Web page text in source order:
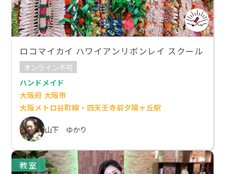
ロコマイカイ ハワイアンリボンレイ スクール
オンライン不可
ハンドメイド
大阪府 大阪市
大阪メトロ谷町線・四天王寺前夕陽ヶ丘駅
山下 ゆかり
教室